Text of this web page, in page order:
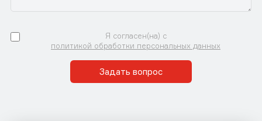
Я согласен(на) с
политикой обработки персональных данных
Задать вопрос